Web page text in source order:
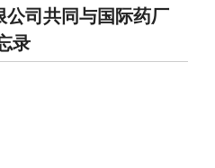
公司共同与国际药厂
录